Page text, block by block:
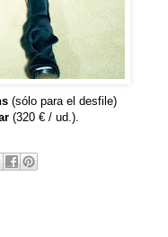
(sólo para el desfile)
(320 € / ud.).